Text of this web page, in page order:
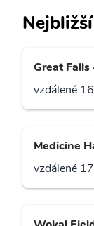
Great Falls
vzdálené
Medicine
vzdálené